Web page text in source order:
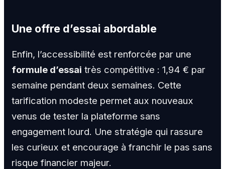
Une offre d’essai abordable
Enfin, l’accessibilité est renforcée par une
formule d’essai très compétitive : 1,94 € par
semaine pendant deux semaines. Cette
tarification modeste permet aux nouveaux
venus de tester la plateforme sans
engagement lourd. Une stratégie qui rassure
les curieux et encourage à franchir le pas sans
risque financier majeur.